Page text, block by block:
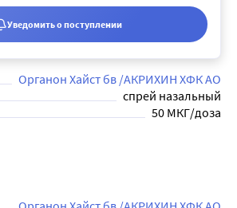
Органон Хайст бв /АКРИХИН ХФК АО
спрей назальный
50 МКГ/доза
Уведомить о поступлении